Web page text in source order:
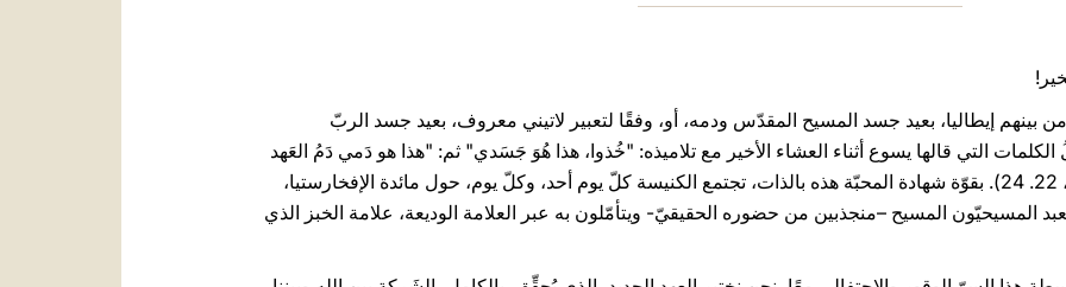
بينهم إيطاليا، بعيد جسد المسيح المقدّس ودمه، أو، وفقًا لتعبير لاتيني معروف، بعيد جسد الربّ
الكلمات التي قالها يسوع أثناء العشاء الأخير مع تلاميذه: "خُذوا، هذا هُوَ جَسَدي" ثم: "هذا هو دَمي دَمُ العَهد
يُراقُ مِن أَجلِ جَماعَةِ النَّاس" (مر 14، 22. 24). بقوّة شهادة المحبّة هذه بالذات، تجتمع الكنيسة كلّ يوم أحد، وكلّ يوم، حول مائدة الإفخارستيا،
المسيحيّون المسيح –منجذبين من حضوره الحقيقيّ- ويتأمّلون به عبر العلامة الوديعة، علامة الخبز الذي